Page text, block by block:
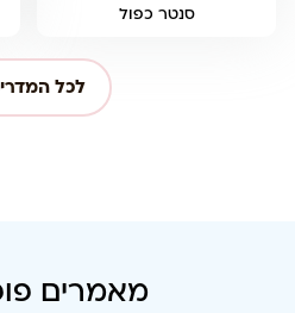
סנטר כפול
לכל
מאמרים